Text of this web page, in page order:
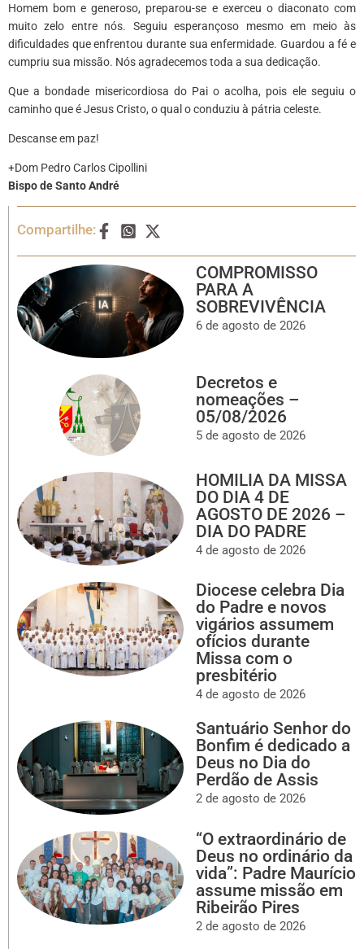
Homem bom e generoso, preparou-se e exerceu o diaconato com
muito zelo entre nós. Seguiu esperançoso mesmo em meio às
dificuldades que enfrentou durante sua enfermidade. Guardou a fé e
cumpriu sua missão. Nós agradecemos toda a sua dedicação.
Que a bondade misericordiosa do Pai o acolha, pois ele seguiu o
caminho que é Jesus Cristo, o qual o conduziu à pátria celeste.
Descanse em paz!
+Dom Pedro Carlos Cipollini
Bispo de Santo André
Compartilhe:
COMPROMISSO
PARA A
SOBREVIVÊNCIA
6 de agosto de 2026
Decretos e
nomeações –
05/08/2026
5 de agosto de 2026
HOMILIA DA MISSA
DO DIA 4 DE
AGOSTO DE 2026 –
DIA DO PADRE
4 de agosto de 2026
Diocese celebra Dia
do Padre e novos
vigários assumem
ofícios durante
Missa com o
presbitério
4 de agosto de 2026
Santuário Senhor do
Bonfim é dedicado a
Deus no Dia do
Perdão de Assis
2 de agosto de 2026
“O extraordinário de
Deus no ordinário da
vida”: Padre Maurício
assume missão em
Ribeirão Pires
2 de agosto de 2026